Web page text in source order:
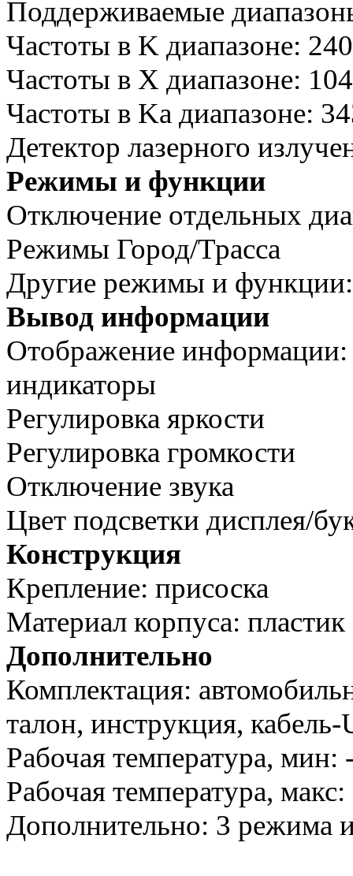
Поддерживаемые
Частоты в K диапазоне:
Частоты в X диапазоне:
Частоты в Ka диапазоне:
Детектор лазерного
Режимы и функции
Отключение отдельных
Режимы Город/Трасса
Другие режимы и функции:
Вывод информации
Отображение информации:
индикаторы
Регулировка яркости
Регулировка громкости
Отключение звука
Цвет подсветки дисплея/
Конструкция
Крепление: присоска
Материал корпуса: пластик
Дополнительно
Комплектация:
талон, инструкция,
Рабочая температура, мин:
Рабочая температура,
Дополнительно: 3 режима